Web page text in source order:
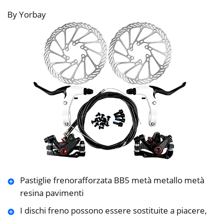
By Yorbay
Pastiglie frenorafforzata BB5 metà metallo metà
resina pavimenti
I dischi freno possono essere sostituite a piacere,